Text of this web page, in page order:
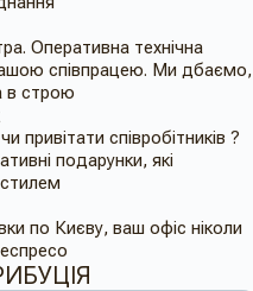
Оперативна технічна
співпрацею. Ми дбаємо,
в строю
привітати співробітників ?
подарунки, які
по Києву, ваш офіс ніколи